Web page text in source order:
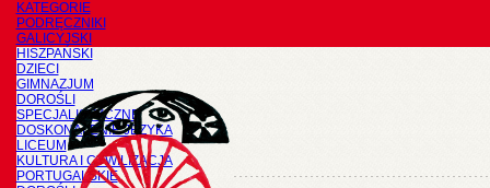
KATEGORIE
PODRĘCZNIKI
GALICYJSKI
HISZPAŃSKI
DZIECI
GIMNAZJUM
DOROŚLI
SPECJALISTYCZNE
DOSKONALENIE JĘZYKA
LICEUM
KULTURA I CYWILIZACJA
PORTUGALSKIE